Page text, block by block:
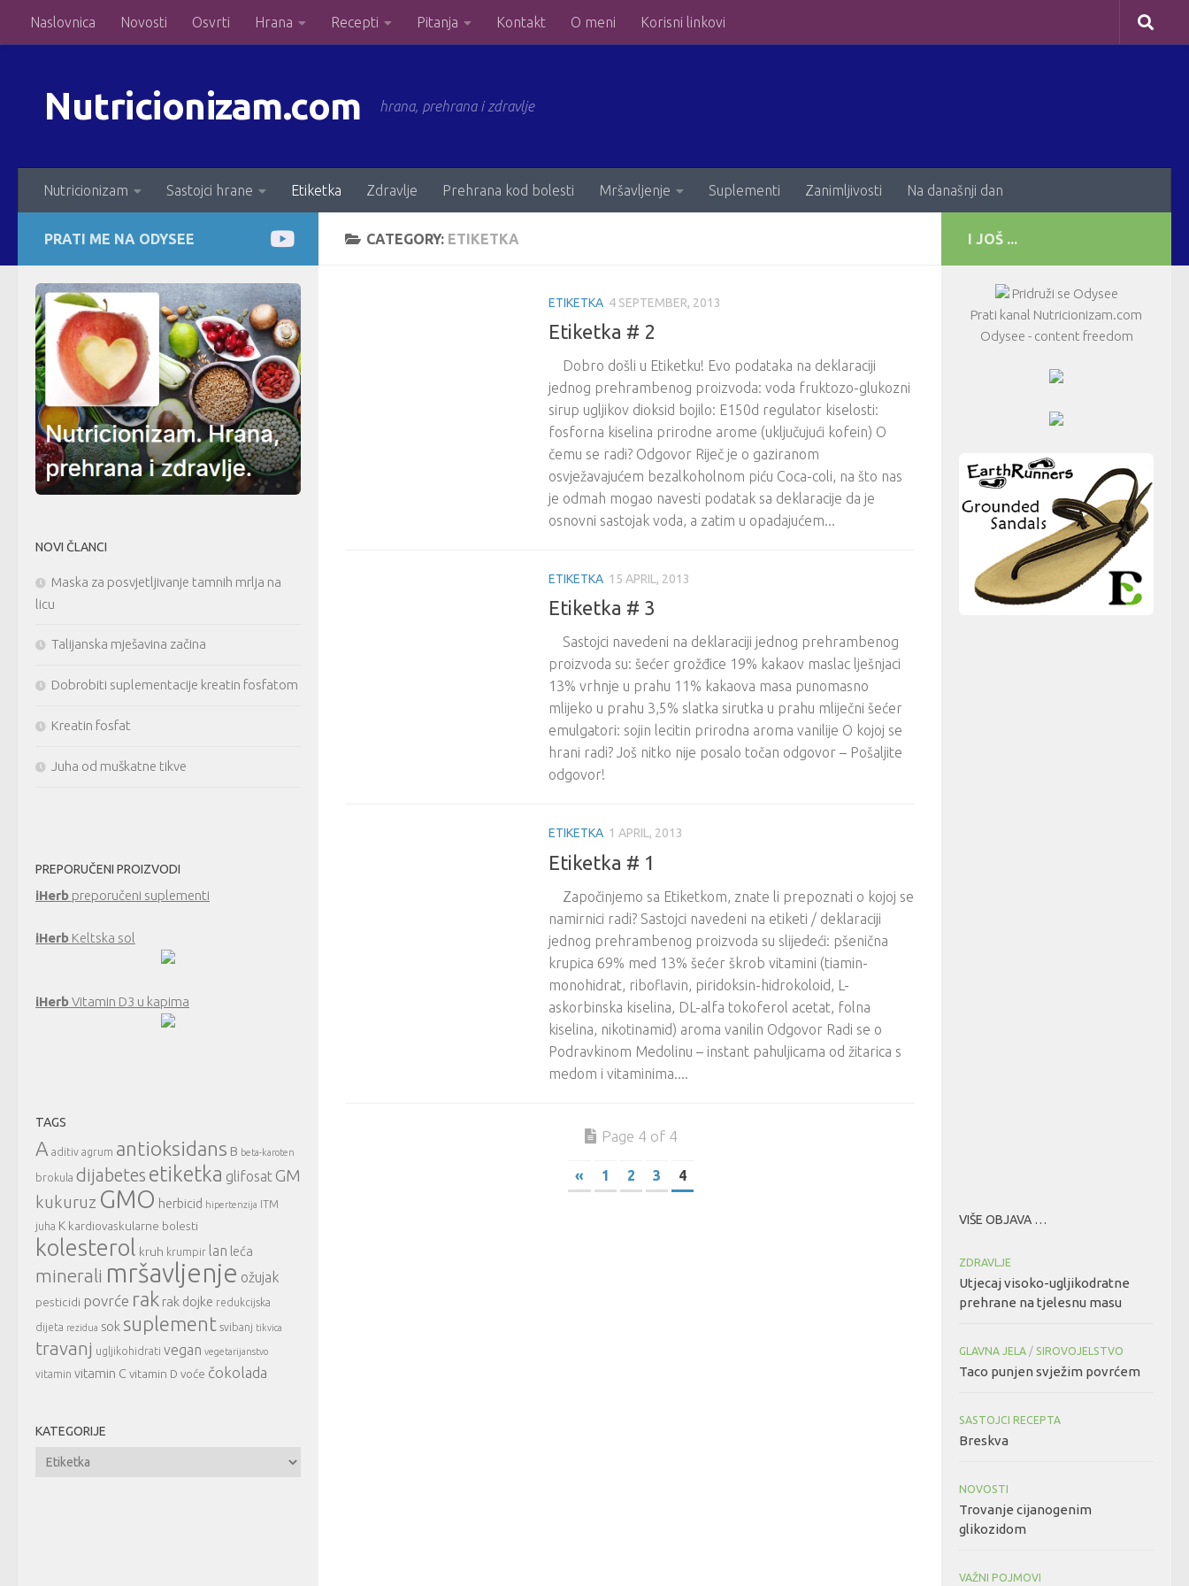
Skip to content
Naslovnica Novosti Osvrti Hrana Recepti Pitanja Kontakt O meni Korisni linkovi
Nutricionizam.com hrana, prehrana i zdravlje
Nutricionizam Sastojci hrane Etiketka Zdravlje Prehrana kod bolesti Mršavljenje Suplementi Zanimljivosti Na današnji dan
CATEGORY: ETIKETKA
ETIKETKA 4 SEPTEMBER, 2013
Etiketka # 2
Dobro došli u Etiketku! Evo podataka na deklaraciji
jednog prehrambenog proizvoda: voda fruktozo-glukozni
sirup ugljikov dioksid bojilo: E150d regulator kiselosti:
fosforna kiselina prirodne arome (uključujući kofein) O
čemu se radi? Odgovor Riječ je o gaziranom
osvježavajućem bezalkoholnom piću Coca-coli, na što nas
je odmah mogao navesti podatak sa deklaracije da je
osnovni sastojak voda, a zatim u opadajućem...
ETIKETKA 15 APRIL, 2013
Etiketka # 3
Sastojci navedeni na deklaraciji jednog prehrambenog
proizvoda su: šećer grožđice 19% kakaov maslac lješnjaci
13% vrhnje u prahu 11% kakaova masa punomasno
mlijeko u prahu 3,5% slatka sirutka u prahu mliječni šećer
emulgatori: sojin lecitin prirodna aroma vanilije O kojoj se
hrani radi? Još nitko nije posalo točan odgovor – Pošaljite
odgovor!
ETIKETKA 1 APRIL, 2013
Etiketka # 1
Započinjemo sa Etiketkom, znate li prepoznati o kojoj se
namirnici radi? Sastojci navedeni na etiketi / deklaraciji
jednog prehrambenog proizvoda su slijedeći: pšenična
krupica 69% med 13% šećer škrob vitamini (tiamin-
monohidrat, riboflavin, piridoksin-hidrokoloid, L-
askorbinska kiselina, DL-alfa tokoferol acetat, folna
kiselina, nikotinamid) aroma vanilin Odgovor Radi se o
Podravkinom Medolinu – instant pahuljicama od žitarica s
medom i vitaminima....
Page 4 of 4
« 1 2 3 4
PRATI ME NA ODYSEE
NOVI ČLANCI
Maska za posvjetljivanje tamnih mrlja na
licu
Talijanska mješavina začina
Dobrobiti suplementacije kreatin fosfatom
Kreatin fosfat
Juha od muškatne tikve
PREPORUČENI PROIZVODI
iHerb preporučeni suplementi
iHerb Keltska sol
iHerbVitamin D3 u kapima
TAGS
A aditiv agrum antioksidans B beta-karoten
brokula dijabetes etiketka glifosatGM
kukuruz GMO herbicid hipertenzija ITM
juha K kardiovaskularne bolesti
kolesterol kruh krumpir lan leća
minerali mršavljenje ožujak
pesticidi povrće rak rak dojke redukcijska
dijeta rezidua sok suplement svibanj tikvica
travanj ugljikohidrati vegan vegetarijanstvo
vitamin vitamin C vitamin D voće čokolada
KATEGORIJE
Kategorije
I JOŠ ...
Pridruži se Odysee
Prati kanal Nutricionizam.com
Odysee - content freedom
VIŠE OBJAVA …
ZDRAVLJE
Utjecaj visoko-ugljikodratne
prehrane na tjelesnu masu
GLAVNA JELA / SIROVOJELSTVO
Taco punjen svježim povrćem
SASTOJCI RECEPTA
Breskva
NOVOSTI
Trovanje cijanogenim
glikozidom
VAŽNI POJMOVI